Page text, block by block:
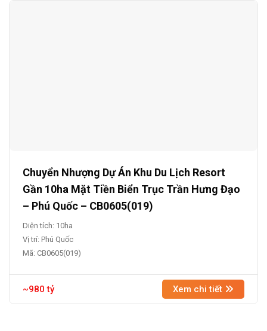
Chuyển Nhượng Dự Án Khu Du Lịch Resort
Gần 10ha Mặt Tiền Biển Trục Trần Hưng Đạo
– Phú Quốc – CB0605(019)
Diện tích: 10ha
Vị trí: Phú Quốc
Mã: CB0605(019)
~980 tỷ Xem chi tiết